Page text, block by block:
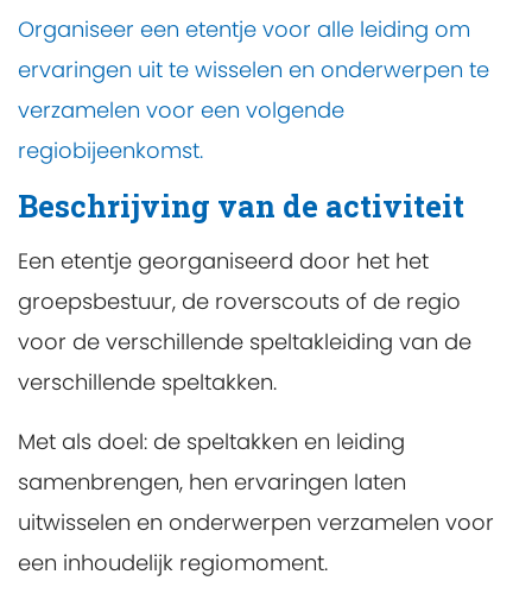
Organiseer een etentje voor alle leiding om
ervaringen uit te wisselen en onderwerpen te
verzamelen voor een volgende
regiobijeenkomst.
Beschrijving van de activiteit
Een etentje georganiseerd door het het
groepsbestuur, de roverscouts of de regio
voor de verschillende speltakleiding van de
verschillende speltakken.
Met als doel: de speltakken en leiding
samenbrengen, hen ervaringen laten
uitwisselen en onderwerpen verzamelen voor
een inhoudelijk regiomoment.